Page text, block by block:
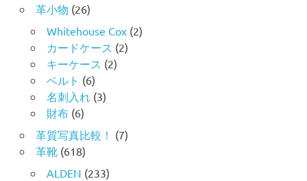
革小物 (26)
Whitehouse Cox(2)
カードケース (2)
キーケース (2)
ベルト (6)
名刺入れ (3)
財布(6)
革質写真比較！ (7)
革靴(618)
ALDEN (233)